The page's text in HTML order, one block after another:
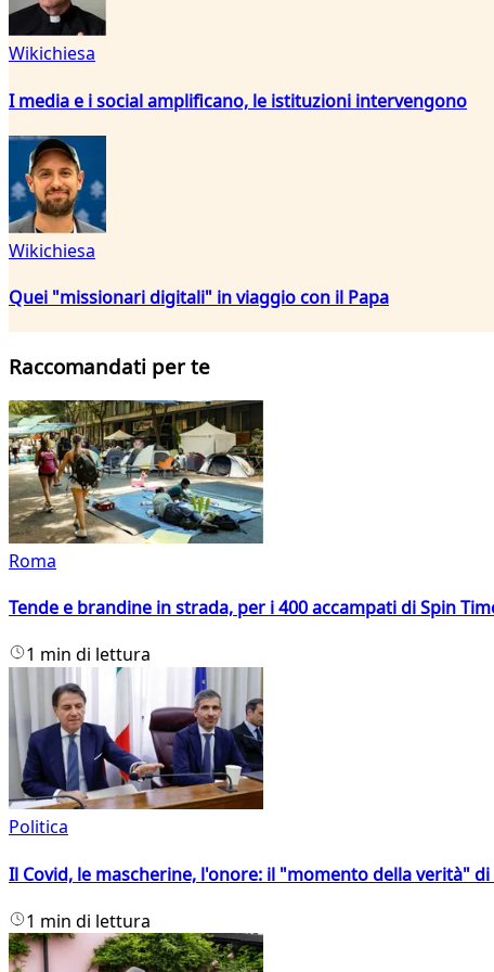
Wikichiesa
I media e i social amplificano, le istituzioni intervengono
Wikichiesa
Quei "missionari digitali" in viaggio con il Papa
Raccomandati per te
Roma
Tende e brandine in strada, per i 400 accampati di Spin
1 min di lettura
Politica
Il Covid, le mascherine, l'onore: il "momento della verità" di
1 min di lettura